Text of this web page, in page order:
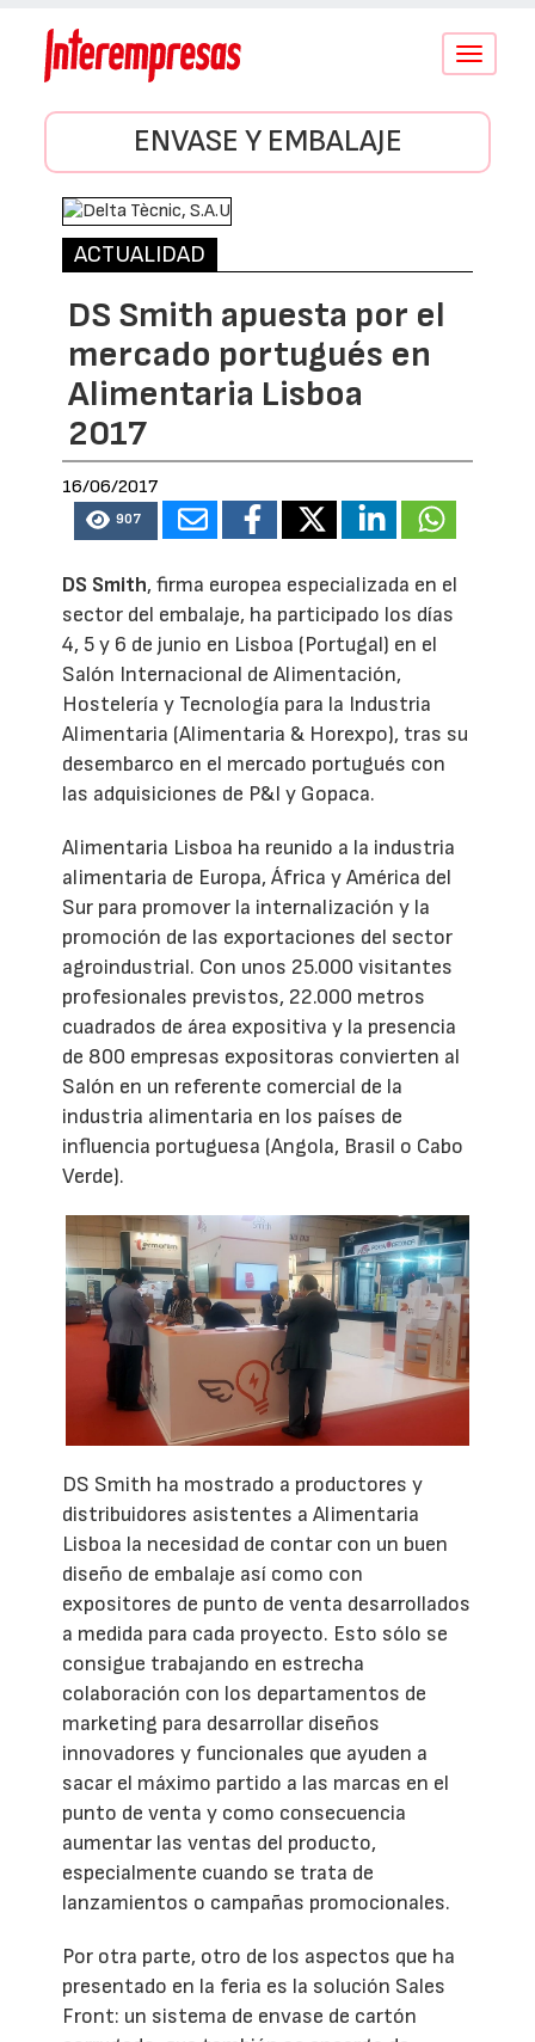
Conmutar
ENVASE Y EMBALAJE
ACTUALIDAD
DS Smith apuesta por el
mercado portugués en
Alimentaria Lisboa
2017
16/06/2017
907
DS Smith, firma europea especializada en el
sector del embalaje, ha participado los días
4, 5 y 6 de junio en Lisboa (Portugal) en el
Salón Internacional de Alimentación,
Hostelería y Tecnología para la Industria
Alimentaria (Alimentaria & Horexpo), tras su
desembarco en el mercado portugués con
las adquisiciones de P&I y Gopaca.
Alimentaria Lisboa ha reunido a la industria
alimentaria de Europa, África y América del
Sur para promover la internalización y la
promoción de las exportaciones del sector
agroindustrial. Con unos 25.000 visitantes
profesionales previstos, 22.000 metros
cuadrados de área expositiva y la presencia
de 800 empresas expositoras convierten al
Salón en un referente comercial de la
industria alimentaria en los países de
influencia portuguesa (Angola, Brasil o Cabo
Verde).
DS Smith ha mostrado a productores y
distribuidores asistentes a Alimentaria
Lisboa la necesidad de contar con un buen
diseño de embalaje así como con
expositores de punto de venta desarrollados
a medida para cada proyecto. Esto sólo se
consigue trabajando en estrecha
colaboración con los departamentos de
marketing para desarrollar diseños
innovadores y funcionales que ayuden a
sacar el máximo partido a las marcas en el
punto de venta y como consecuencia
aumentar las ventas del producto,
especialmente cuando se trata de
lanzamientos o campañas promocionales.
Por otra parte, otro de los aspectos que ha
presentado en la feria es la solución Sales
Front: un sistema de envase de cartón